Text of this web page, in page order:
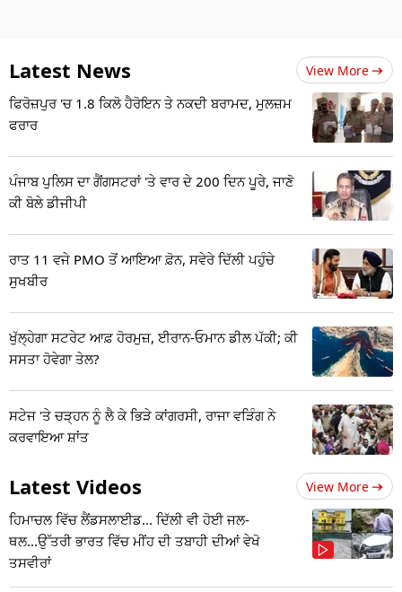
Latest News View More
ਫਿਰੋਜ਼ਪੁਰ 'ਚ 1.8 ਕਿਲੋ ਹੈਰੋਇਨ ਤੇ ਨਕਦੀ ਬਰਾਮਦ, ਮੁਲਜ਼ਮ
ਫਰਾਰ
ਪੰਜਾਬ ਪੁਲਿਸ ਦਾ ਗੈਂਗਸਟਰਾਂ 'ਤੇ ਵਾਰ ਦੇ 200 ਦਿਨ ਪੂਰੇ, ਜਾਣੋ
ਕੀ ਬੋਲੇ ਡੀਜੀਪੀ
ਰਾਤ 11 ਵਜੇ PMO ਤੋਂ ਆਇਆ ਫ਼ੋਨ, ਸਵੇਰੇ ਦਿੱਲੀ ਪਹੁੰਚੇ
ਸੁਖਬੀਰ
ਖੁੱਲ੍ਹੇਗਾ ਸਟਰੇਟ ਆਫ਼ ਹੋਰਮੁਜ਼, ਈਰਾਨ-ਓਮਾਨ ਡੀਲ ਪੱਕੀ; ਕੀ
ਸਸਤਾ ਹੋਵੇਗਾ ਤੇਲ?
ਸਟੇਜ 'ਤੇ ਚੜ੍ਹਨ ਨੂੰ ਲੈ ਕੇ ਭਿੜੇ ਕਾਂਗਰਸੀ, ਰਾਜਾ ਵੜਿੰਗ ਨੇ
ਕਰਵਾਇਆ ਸ਼ਾਂਤ
Latest Videos View More
ਹਿਮਾਚਲ ਵਿੱਚ ਲੈਂਡਸਲਾਈਡ... ਦਿੱਲੀ ਵੀ ਹੋਈ ਜਲ-
ਥਲ...ਉੱਤਰੀ ਭਾਰਤ ਵਿੱਚ ਮੀਂਹ ਦੀ ਤਬਾਹੀ ਦੀਆਂ ਵੇਖੋ
ਤਸਵੀਰਾਂ